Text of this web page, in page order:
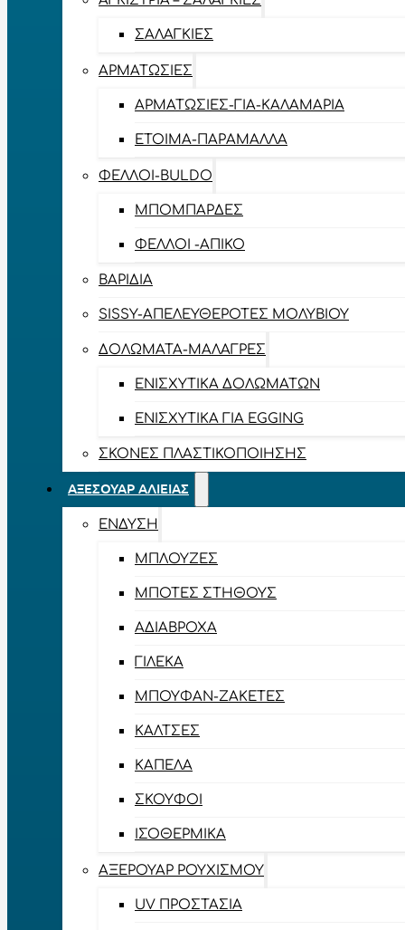
ΣΑΛΑΓΚΙΈΣ
ΑΡΜΑΤΩΣΙΈΣ
ΑΡΜΑΤΩΣΙΈΣ-ΓΙΑ-ΚΑΛΑΜΆΡΙΑ
ΈΤΟΙΜΑ-ΠΑΡΆΜΑΛΛΑ
ΦΕΛΛΟΊ-BULDO
ΜΠΟΜΠΆΡΔΕΣ
ΦΕΛΛΟΊ -ΑΠΊΚΟ
ΒΑΡΊΔΙΑ
SISSY-ΑΠΕΛΕΥΘΕΡΟΤΈΣ ΜΟΛΥΒΙΟΎ
ΔΟΛΏΜΑΤΑ-ΜΑΛΆΓΡΕΣ
ΕΝΙΣΧΥΤΙΚΆ ΔΟΛΩΜΆΤΩΝ
ΕΝΙΣΧΥΤΙΚΆ ΓΙΑ EGGING
ΣΚΌΝΕΣ ΠΛΑΣΤΙΚΟΠΟΊΗΣΗΣ
ΑΞΕΣΟΥΆΡ ΑΛΙΕΊΑΣ
ΈΝΔΥΣΗ
ΜΠΛΟΎΖΕΣ
ΜΠΌΤΕΣ ΣΤΉΘΟΥΣ
ΑΔΙΆΒΡΟΧΑ
ΓΙΛΈΚΑ
ΜΠΟΥΦΆΝ-ΖΑΚΈΤΕΣ
ΚΆΛΤΣΕΣ
ΚΑΠΈΛΑ
ΣΚΟΎΦΟΙ
ΙΣΟΘΕΡΜΙΚΆ
ΑΞΕΡΟΥΆΡ ΡΟΥΧΙΣΜΟΎ
UV ΠΡΟΣΤΑΣΊΑ